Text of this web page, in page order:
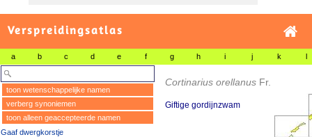
Verspreidingsatlas
a b c d e f g h i j k l
toon wetenschappelijke namen
verberg synoniemen
toon alleen geaccepteerde namen
Gaaf dwergkorstje
Cortinarius orellanus Fr.
Giftige gordijnzwam